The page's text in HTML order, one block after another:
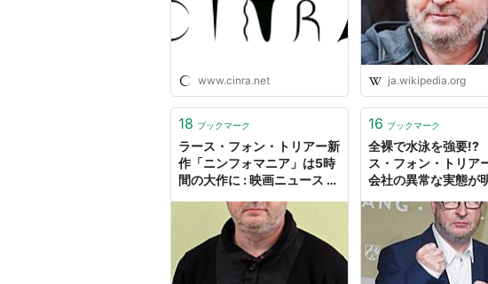
カンヌ映画祭
ヒトラーを擁護する発言が問題となり、評議会
www.cinra.net ja.wikipedia.org
18 ブックマーク
ラース・フォン・トリアー新
作「ニンフォマニア」は5時
間の大作に : 映画ニュース -
16 ブックマーク
全裸で水泳を強要
ス・フォン・トリア
会社の異常な実態が